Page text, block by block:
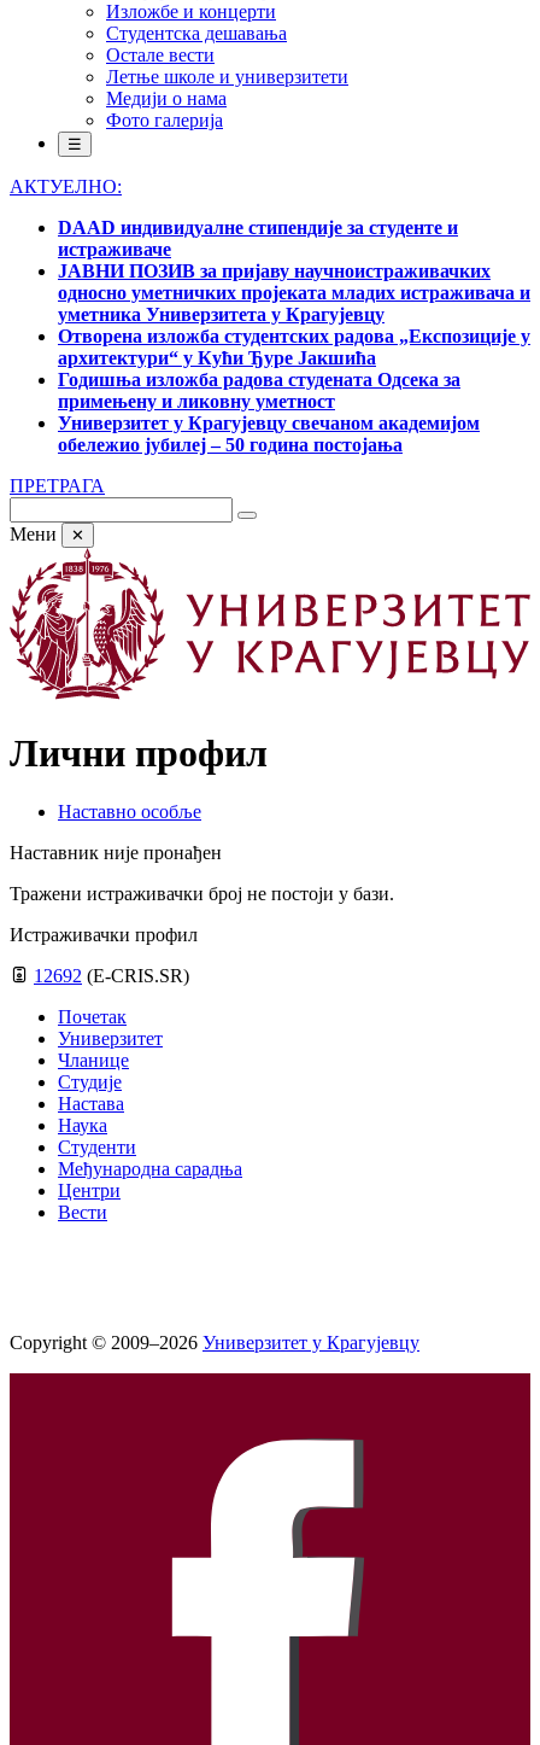
Изложбе и концерти
Студентска дешавања
Остале вести
Летње школе и универзитети
Медији о нама
Фото галерија
☰
АКТУЕЛНО:
DAAD индивидуалне стипендије за студенте и
истраживаче
ЈАВНИ ПОЗИВ за пријаву научноистраживачких
односно уметничких пројеката младих истраживача и
уметника Универзитета у Крагујевцу
Отворена изложба студентских радова „Експозиције у
архитектури“ у Кући Ђуре Јакшића
Годишња изложба радова студената Одсека за
примењену и ликовну уметност
Универзитет у Крагујевцу свечаном академијом
обележио јубилеј – 50 година постојања
ПРЕТРАГА
Мени ✕
Лични профил
Наставно особље
Наставник није пронађен
Тражени истраживачки број не постоји у бази.
Истраживачки профил
12692 (E-CRIS.SR)
Почетак
Универзитет
Чланице
Студије
Настава
Наука
Студенти
Међународна сарадња
Центри
Вести
Copyright © 2009–2026 Универзитет у Крагујевцу